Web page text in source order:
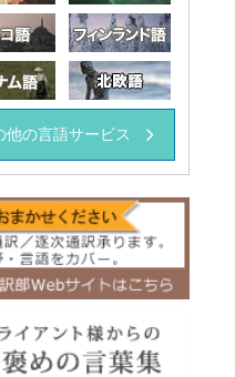
トルコ語
ベトナム語
他の言語サービス